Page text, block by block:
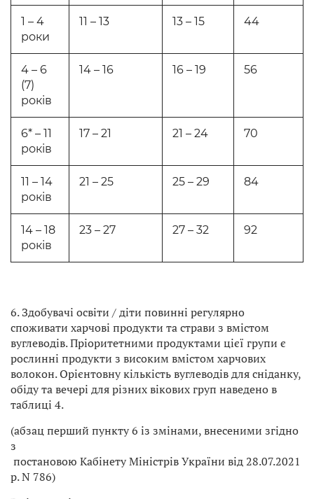
1 – 4
роки
11 – 13 13 – 15 44
4 – 6
(7)
років
14 – 16 16 – 19 56
6* – 11
років
17 – 21 21 – 24 70
11 – 14
років
21 – 25 25 – 29 84
14 – 18
років
23 – 27 27 – 32 92
6. Здобувачі освіти / діти повинні регулярно
споживати харчові продукти та страви з вмістом
вуглеводів. Пріоритетними продуктами цієї групи є
рослинні продукти з високим вмістом харчових
волокон. Орієнтовну кількість вуглеводів для сніданку,
обіду та вечері для різних вікових груп наведено в
таблиці 4.
(абзац перший пункту 6 із змінами, внесеними згідно
з
постановою Кабінету Міністрів України від 28.07.2021
р. N 786)